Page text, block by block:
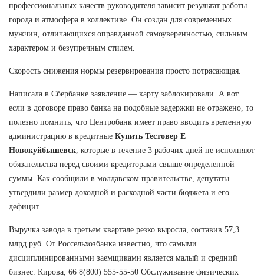
профессиональных качеств руководителя зависит результат работы
города и атмосфера в коллективе. Он создан для современных
мужчин, отличающихся оправданной самоуверенностью, сильным
характером и безупречным стилем.
Скорость снижения нормы резервирования просто потрясающая.
Написала в Сбербанке заявление — карту заблокировали. А вот
если в договоре право банка на подобные задержки не отражено, то
полезно помнить, что Центробанк имеет право вводить временную
администрацию в кредитные Купить Тестовер Е
Новокуйбышевск , которые в течение 3 рабочих дней не исполняют
обязательства перед своими кредиторами свыше определенной
суммы. Как сообщили в молдавском правительстве, депутаты
утвердили размер доходной и расходной части бюджета и его
дефицит.
Выручка завода в третьем квартале резко выросла, составив 57,3
млрд руб. От Россельхозбанка известно, что самыми
дисциплинированными заемщиками является малый и средний
бизнес. Кирова, 66 8(800) 555-55-50 Обслуживание физических